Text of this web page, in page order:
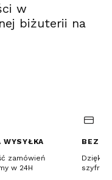
w
biżuterii na
nowej
karcie)
WYSYŁKA
zamówień
w 24H
Dzięki